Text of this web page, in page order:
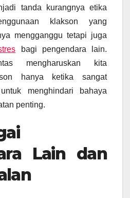
tanda kurangnya etika
klakson yang
mengganggu tetapi juga
bagi pengendara lain.
mengharuskan kita
hanya ketika sangat
menghindari bahaya
penting.
Lain dan